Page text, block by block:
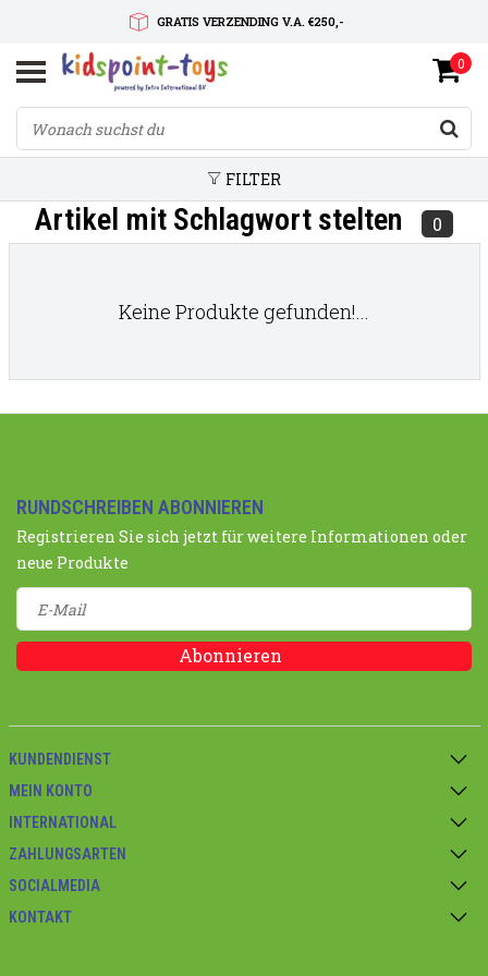
GRATIS VERZENDING V.A. €250,-
SNELLE LEVERTIJD
SERVICE OP MAAT
0
FILTER
Artikel mit Schlagwort stelten 0
Keine Produkte gefunden!...
RUNDSCHREIBEN ABONNIEREN
Registrieren Sie sich jetzt für weitere Informationen oder
neue Produkte
Abonnieren
KUNDENDIENST
MEIN KONTO
INTERNATIONAL
ZAHLUNGSARTEN
SOCIALMEDIA
KONTAKT